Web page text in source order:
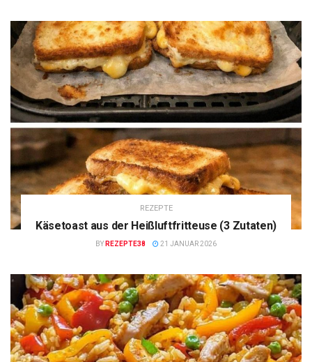
REZEPTE
Käsetoast aus der Heißluftfritteuse (3 Zutaten)
BY REZEPTE38 21 JANUAR 2026